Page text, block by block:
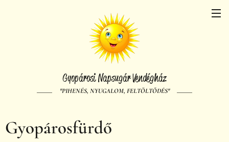
Gyopárosi Napsugár Vendégház
"PIHENÉS, NYUGALOM, FELTÖLTŐDÉS"
Gyopárosfürdő